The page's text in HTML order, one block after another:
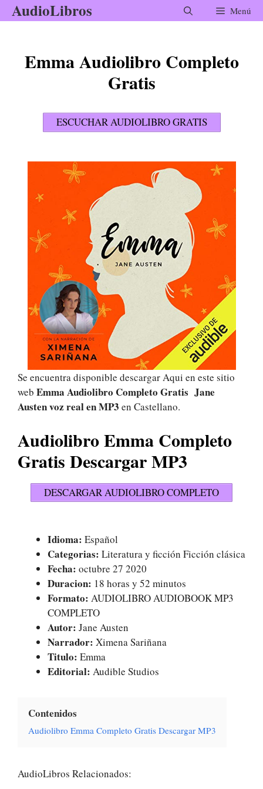
Saltar
al
AudioLibros Menú
Emma Audiolibro Completo
Gratis
ESCUCHAR AUDIOLIBRO GRATIS
Se encuentra disponible descargar Aqui en este sitio
web Emma Audiolibro Completo Gratis Jane
Austen voz realen MP3 en Castellano.
Audiolibro Emma Completo
Gratis Descargar MP3
DESCARGAR AUDIOLIBRO COMPLETO
Idioma: Español
Categorias: Literatura y ficción Ficción clásica
Fecha: octubre 27 2020
Duracion: 18 horas y 52 minutos
Formato: AUDIOLIBRO AUDIOBOOK MP3
COMPLETO
Autor: Jane Austen
Narrador: Ximena Sariñana
Titulo: Emma
Editorial: Audible Studios
Contenidos
Audiolibro Emma Completo Gratis Descargar MP3
AudioLibros Relacionados: